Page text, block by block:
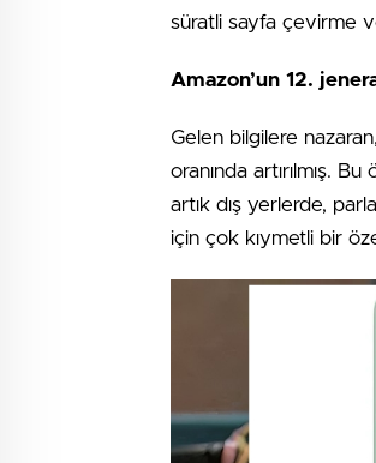
süratli sayfa çevirme
Amazon’un 12.
Gelen bilgilere
oranında artırılmış.
artık dış yerlerde,
için çok kıymetli bir